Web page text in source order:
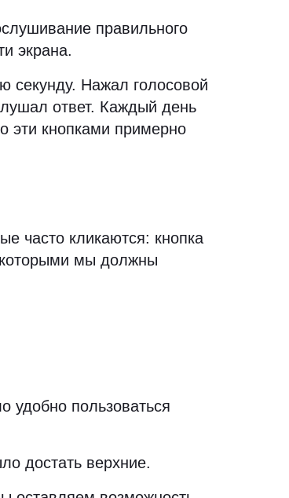
правильного
экрана.
секунду. Нажал голосовой
ответ. Каждый день
эти кнопками примерно
часто кликаются: кнопка
мы должны
удобно пользоваться
достать верхние.